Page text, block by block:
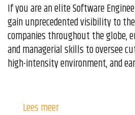
If you are an elite Software
gain unprecedented visibility to
companies throughout the globe,
and managerial skills to oversee
high-intensity environment, and
Lees meer